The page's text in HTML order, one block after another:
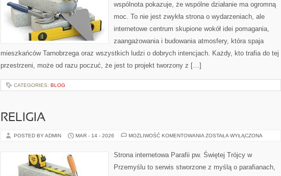
wspólnota pokazuje, że wspólne działanie ma ogromną
moc. To nie jest zwykła strona o wydarzeniach, ale
internetowe centrum skupione wokół idei pomagania,
zaangażowania i budowania atmosfery, która spaja
mieszkańców Tarnobrzega oraz wszystkich ludzi o dobrych intencjach. Każdy, kto trafia do tej
przestrzeni, może od razu poczuć, że jest to projekt tworzony z […]
CATEGORIES: BLOG
RELIGIA
POSTED BY ADMIN MAR - 14 - 2026 MOŻLIWOŚĆ KOMENTOWANIA RELIGIA
ZOSTAŁA WYŁĄCZONA
Strona internetowa Parafii pw. Świętej Trójcy w
Przemyślu to serwis stworzone z myślą o parafianach,